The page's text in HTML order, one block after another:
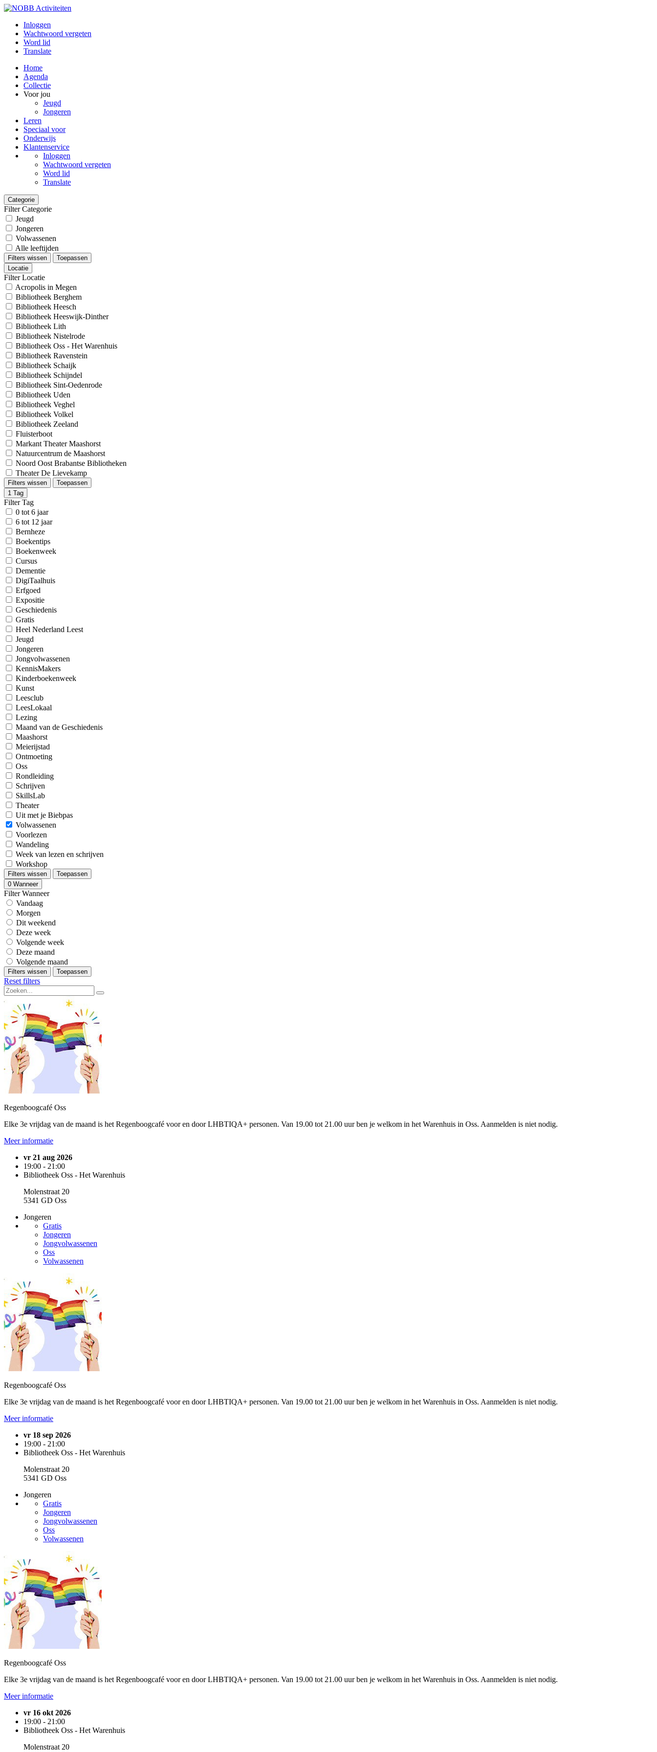
Inloggen
Wachtwoord vergeten
Word lid
Translate
Home
Agenda
Collectie
Voor jou
Jeugd
Jongeren
Leren
Speciaal voor
Onderwijs
Klantenservice
Inloggen
Wachtwoord vergeten
Word lid
Translate
Categorie
Filter Categorie
Jeugd
Jongeren
Volwassenen
Alle leeftijden
Filters wissen
Toepassen
Locatie
Filter Locatie
Acropolis in Megen
Bibliotheek Berghem
Bibliotheek Heesch
Bibliotheek Heeswijk-Dinther
Bibliotheek Lith
Bibliotheek Nistelrode
Bibliotheek Oss - Het Warenhuis
Bibliotheek Ravenstein
Bibliotheek Schaijk
Bibliotheek Schijndel
Bibliotheek Sint-Oedenrode
Bibliotheek Uden
Bibliotheek Veghel
Bibliotheek Volkel
Bibliotheek Zeeland
Fluisterboot
Markant Theater Maashorst
Natuurcentrum de Maashorst
Noord Oost Brabantse Bibliotheken
Theater De Lievekamp
Filters wissen
Toepassen
1 Tag
Filter Tag
0 tot 6 jaar
6 tot 12 jaar
Bernheze
Boekentips
Boekenweek
Cursus
Dementie
DigiTaalhuis
Erfgoed
Expositie
Geschiedenis
Gratis
Heel Nederland Leest
Jeugd
Jongeren
Jongvolwassenen
KennisMakers
Kinderboekenweek
Kunst
Leesclub
LeesLokaal
Lezing
Maand van de Geschiedenis
Maashorst
Meierijstad
Ontmoeting
Oss
Rondleiding
Schrijven
SkillsLab
Theater
Uit met je Biebpas
Volwassenen
Voorlezen
Wandeling
Week van lezen en schrijven
Workshop
Filters wissen
Toepassen
0 Wanneer
Filter Wanneer
Vandaag
Morgen
Dit weekend
Deze week
Volgende week
Deze maand
Volgende maand
Filters wissen Toepassen
Reset filters
Regenboogcafé Oss
Elke 3e vrijdag van de maand is het Regenboogcafé voor en door LHBTIQA+ personen. Van 19.00 tot 21.00 uur ben je welkom in het Warenhuis in Oss. Aanmelden is niet nodig.
Meer informatie
vr 21 aug 2026
19:00 - 21:00
Bibliotheek Oss - Het Warenhuis
Molenstraat 20
5341 GD Oss
Jongeren
Gratis
Jongeren
Jongvolwassenen
Oss
Volwassenen
Regenboogcafé Oss
Elke 3e vrijdag van de maand is het Regenboogcafé voor en door LHBTIQA+ personen. Van 19.00 tot 21.00 uur ben je welkom in het Warenhuis in Oss. Aanmelden is niet nodig.
Meer informatie
vr 18 sep 2026
19:00 - 21:00
Bibliotheek Oss - Het Warenhuis
Molenstraat 20
5341 GD Oss
Jongeren
Gratis
Jongeren
Jongvolwassenen
Oss
Volwassenen
Regenboogcafé Oss
Elke 3e vrijdag van de maand is het Regenboogcafé voor en door LHBTIQA+ personen. Van 19.00 tot 21.00 uur ben je welkom in het Warenhuis in Oss. Aanmelden is niet nodig.
Meer informatie
vr 16 okt 2026
19:00 - 21:00
Bibliotheek Oss - Het Warenhuis
Molenstraat 20